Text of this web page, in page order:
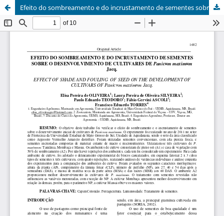
Efeito do sombreamento e do incrustamento de sementes sobre o desenvolvimento de cultivares de Panicum maximum Jacq.